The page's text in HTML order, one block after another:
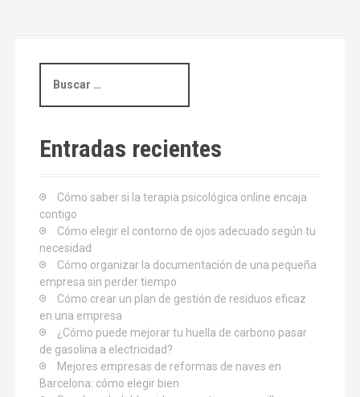
s
a
rEntradas recientes
Cómo saber si la terapia psicológica online encaja
contigo
Cómo elegir el contorno de ojos adecuado según tu
necesidad
Cómo organizar la documentación de una pequeña
empresa sin perder tiempo
Cómo crear un plan de gestión de residuos eficaz
en una empresa
¿Cómo puede mejorar tu huella de carbono pasar
de gasolina a electricidad?
Mejores empresas de reformas de naves en
Barcelona: cómo elegir bien